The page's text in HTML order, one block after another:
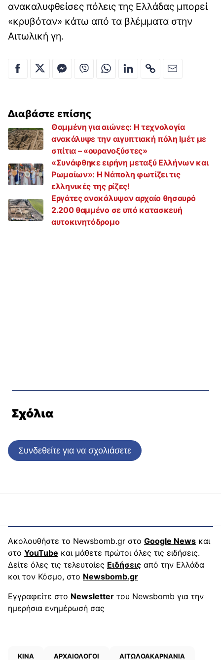
ανακαλυφθείσες πόλεις της Ελλάδας μπορεί
«κρυβόταν» κάτω από τα βλέμματα στην
Αιτωλική γη.
Διαβάστε επίσης
Θαμμένη για αιώνες: Η τεχνολογία
ανακάλυψε την αιγυπτιακή πόλη Ιμέτ με
σπίτια – «ουρανοξύστες»
«Συνάφθηκε ειρήνη μεταξύ Ελλήνων και
Ρωμαίων»: Η Νάπολη φωτίζει τις
ελληνικές της ρίζες!
Εργάτες ανακάλυψαν αρχαίο θησαυρό
2.200 θαμμένο σε υπό κατασκευή
αυτοκινητόδρομο
Σχόλια
Συνδεθείτε για να σχολιάσετε
Ακολουθήστε το Newsbomb.gr στο Google News και
στο YouTube και μάθετε πρώτοι όλες τις ειδήσεις.
Δείτε όλες τις τελευταίες Ειδήσεις από την Ελλάδα
και τον Κόσμο, στο Newsbomb.gr
Εγγραφείτε στο Newsletter του Newsbomb για την
ημερήσια ενημέρωσή σας
ΚΙΝΑ ΑΡΧΑΙΟΛΟΓΟΙ ΑΙΤΩΛΟΑΚΑΡΝΑΝΙΑ